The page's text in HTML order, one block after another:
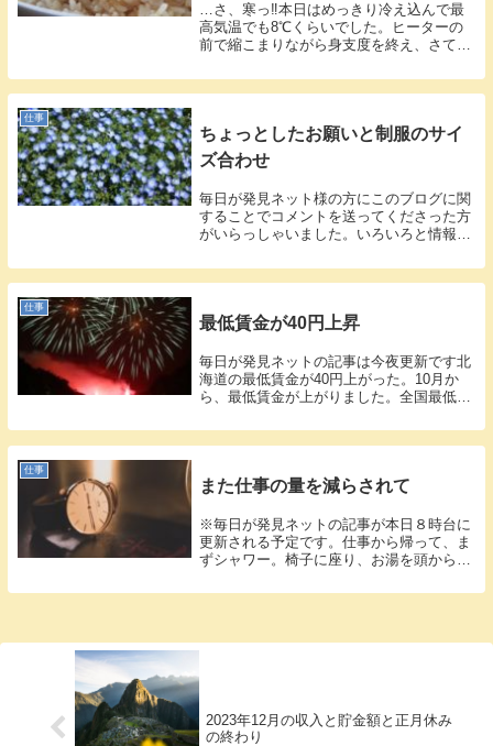
…さ、寒っ‼︎本日はめっきり冷え込んで最
高気温でも8℃くらいでした。ヒーターの
前で縮こまりながら身支度を終え、さて、
仕事
ちょっとしたお願いと制服のサイ
ズ合わせ
毎日が発見ネット様の方にこのブログに関
することでコメントを送ってくださった方
がいらっしゃいました。いろいろと情報を
仕事
最低賃金が40円上昇
毎日が発見ネットの記事は今夜更新です北
海道の最低賃金が40円上がった。10月か
ら、最低賃金が上がりました。全国最低賃
仕事
また仕事の量を減らされて
※毎日が発見ネットの記事が本日８時台に
更新される予定です。仕事から帰って、ま
ずシャワー。椅子に座り、お湯を頭から被
2023年12月の収入と貯金額と正月休み
の終わり